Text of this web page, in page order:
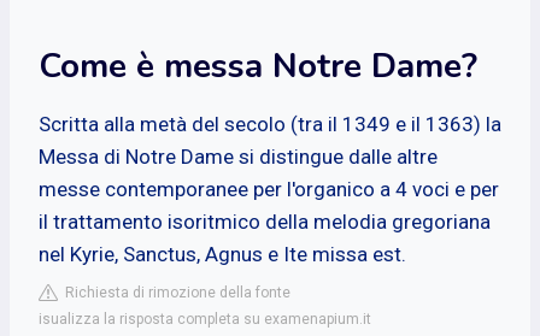
Come è messa Notre Dame?
Scritta alla metà del secolo (tra il 1349 e il 1363) la
Messa di Notre Dame si distingue dalle altre
messe contemporanee per l'organico a 4 voci e per
il trattamento isoritmico della melodia gregoriana
nel Kyrie, Sanctus, Agnus e Ite missa est.
Richiesta di rimozione della fonte
isualizza la risposta completa su examenapium.it